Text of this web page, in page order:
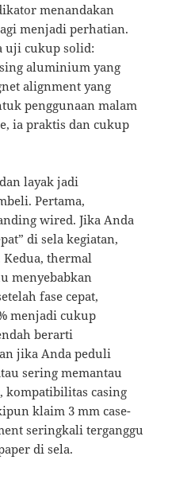
menandakan
menjadi perhatian.
uji cukup solid:
aluminium yang
alignment yang
penggunaan malam
ia praktis dan cukup
layak jadi
Pertama,
wired. Jika Anda
di sela kegiatan,
thermal
menyebabkan
fase cepat,
menjadi cukup
berarti
jika Anda peduli
sering memantau
kompatibilitas casing
klaim 3 mm case-
seringkali terganggu
di sela.